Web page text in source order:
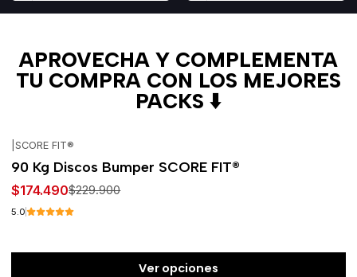
APROVECHA Y COMPLEMENTA
TU COMPRA CON LOS MEJORES
PACKS ⬇️
|SCORE FIT®
90 Kg Discos Bumper SCORE FIT®
$174.490$229.900
5.0
Ver opciones